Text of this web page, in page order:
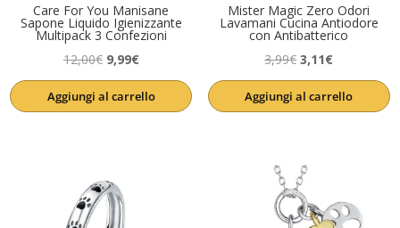
Care For You Manisane
Sapone Liquido Igienizzante
Multipack 3 Confezioni
12,00€ Il
prezzo
originale
9,99€Il
prezzo
attuale
Aggiungi al carrello
Mister Magic Zero Odori
Lavamani Cucina Antiodore
con Antibatterico
3,99€ Il
prezzo
originale
3,11€Il
prezzo
attuale
Aggiungi al carrello